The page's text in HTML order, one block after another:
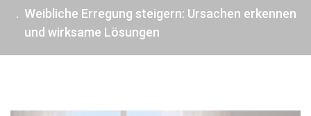
Weibliche Erregung steigern: Ursachen erkennen
und wirksame Lösungen